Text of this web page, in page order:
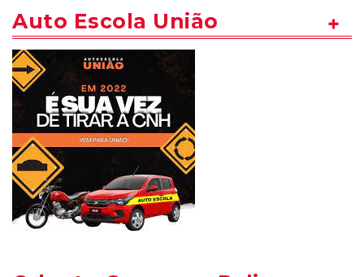
Auto Escola União